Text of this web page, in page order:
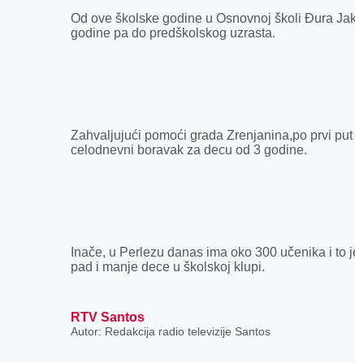
o
n
d
A
Od ove školske godine u Osnovnoj školi Đura
godine pa do predškolskog uzrasta.
Zahvaljujući pomoći grada Zrenjanina,po prvi
celodnevni boravak za decu od 3 godine.
Inače, u Perlezu danas ima oko 300 učenika i
pad i manje dece u školskoj klupi.
RTV Santos
Autor: Redakcija radio televizije Santos